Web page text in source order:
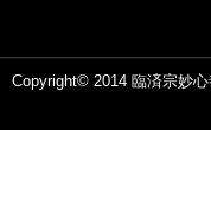
Copyright© 2014 臨済宗妙